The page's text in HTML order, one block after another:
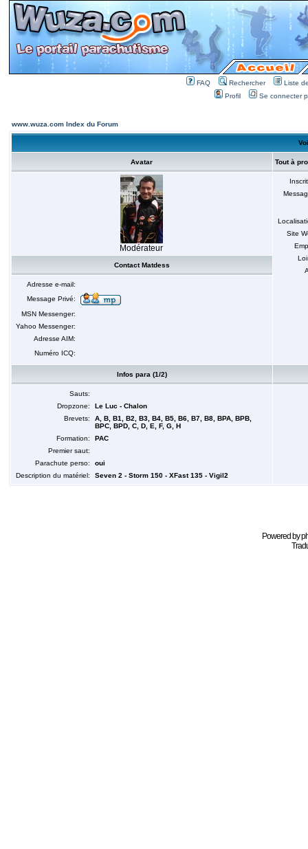
FAQ Rechercher
Liste
Profil
Se connecter
www.wuza.com Index du Forum
Avatar Tout à
Modérateur
Site
Contact Matdess
Adresse e-mail:
Message Privé:
MSN Messenger:
Yahoo Messenger:
Adresse AIM:
Numéro ICQ:
Infos para (1/2)
Sauts:
Dropzone:
Le Luc - Chalon
Brevets:
A, B, B1, B2, B3, B4, B5, B6, B7, B8, BPA, BPB,
BPC, BPD, C, D, E, F, G, H
Formation:
PAC
Premier saut:
Parachute perso:
oui
Description du matériel:
Seven 2 - Storm 150 - XFast 135 - Vigil2
Powered by